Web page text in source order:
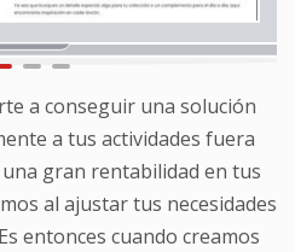
a conseguir una solución
a tus actividades fuera
gran rentabilidad en tus
al ajustar tus necesidades
entonces cuando creamos